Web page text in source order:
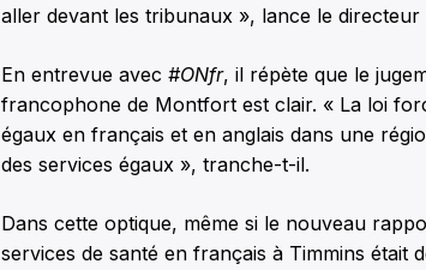
aller devant les tribunaux », lance le directeur
En entrevue avec #ONfr, il répète que le
francophone de Montfort est clair. « La loi
égaux en français et en anglais dans une
des services égaux », tranche-t-il.
Dans cette optique, même si le nouveau
services de santé en français à Timmins était